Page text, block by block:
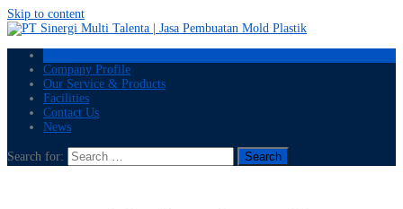
Skip to content
Company Profile
Our Service & Products
Facilities
Contact Us
News
Search for: